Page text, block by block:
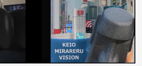
ップ
トップ